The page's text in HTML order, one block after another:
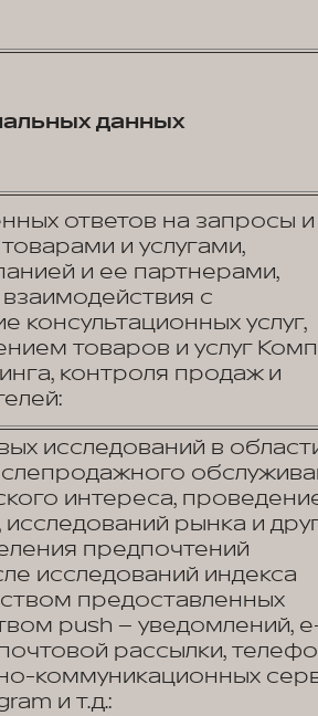
данных
ответов на запросы и
и услугами,
и ее партнерами,
с
консультационных услуг,
товаров и услуг
контроля продаж и
исследований в
интереса,
рынка и
предпочтений
исследований индекса
предоставленных
push – уведомлений,
рассылки,
коммуникационных
и т.д.: